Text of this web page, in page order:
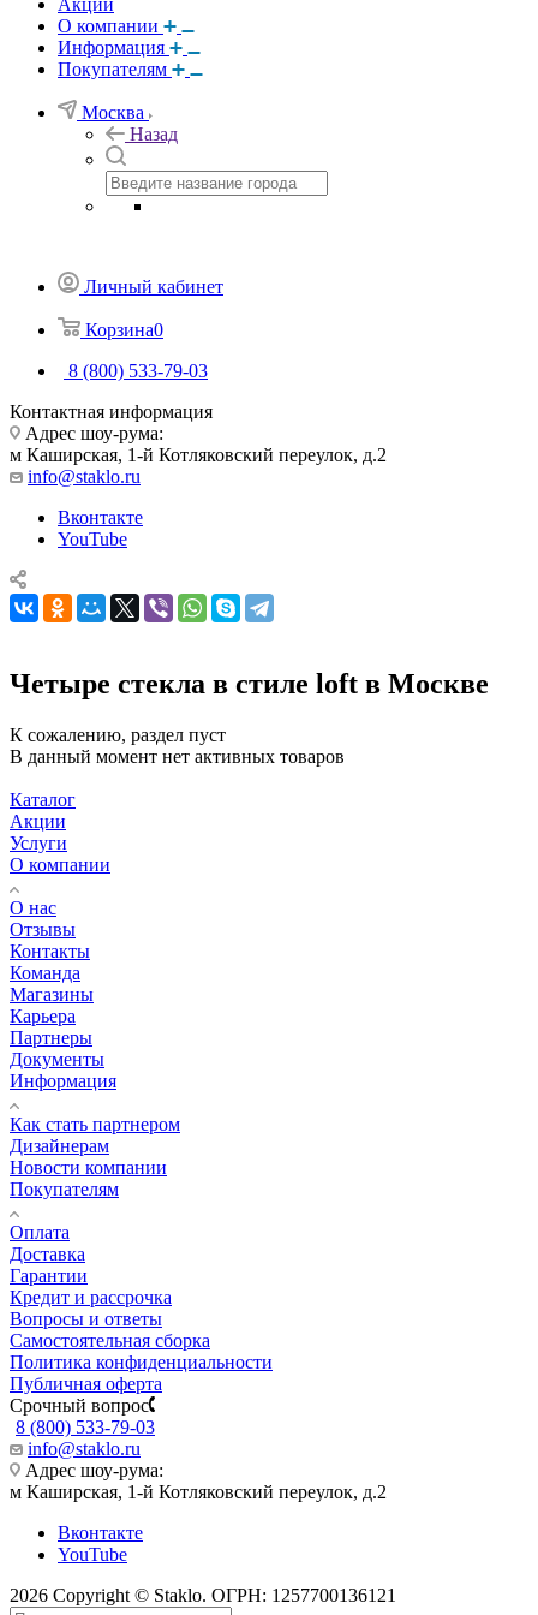
Акции
О компании
Информация
Покупателям
Москва
Назад
Личный кабинет
Корзина0
8 (800) 533-79-03
Контактная информация
Адрес шоу-рума:
м Каширская, 1-й Котляковский переулок, д.2
info@staklo.ru
Вконтакте
YouTube
Четыре стекла в стиле loft в Москве
К сожалению, раздел пуст
В данный момент нет активных товаров
Каталог
Акции
Услуги
О компании
О нас
Отзывы
Контакты
Команда
Магазины
Карьера
Партнеры
Документы
Информация
Как стать партнером
Дизайнерам
Новости компании
Покупателям
Оплата
Доставка
Гарантии
Кредит и рассрочка
Вопросы и ответы
Самостоятельная сборка
Политика конфиденциальности
Публичная оферта
Срочный вопрос
8 (800) 533-79-03
info@staklo.ru
Адрес шоу-рума:
м Каширская, 1-й Котляковский переулок, д.2
Вконтакте
YouTube
2026 Copyright © Staklo. ОГРН: 1257700136121